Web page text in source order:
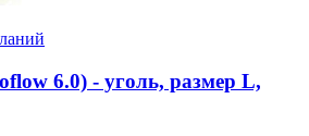
6.0) - уголь, размер L,